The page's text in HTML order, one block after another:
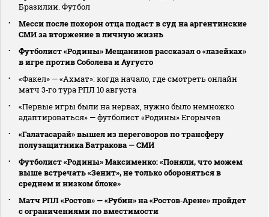
Бразилии. Футбол
Месси после похорон отца подаст в суд на аргентинские
СМИ за вторжение в личную жизнь
Футболист «Родины» Мещанинов рассказал о «лазейках»
в игре против Соболева и Аугусто
«Факел» — «Ахмат»: когда начало, где смотреть онлайн
матч 3‑го тура РПЛ 10 августа
«Первые игры были на нервах, нужно было немножко
адаптироваться» — футболист «Родины» Егорычев
«Галатасарай» вышел из переговоров по трансферу
полузащитника Батракова — СМИ
Футболист «Родины» Максименко: «Поняли, что можем
выше встречать «Зенит», не только обороняться в
среднем и низком блоке»
Матч РПЛ «Ростов» — «Рубин» на «Ростов‑Арене» пройдет
с ограничениями по вместимости